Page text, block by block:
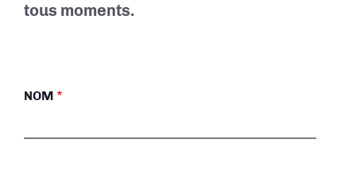
tous moments.
NOM